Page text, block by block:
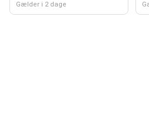
Gælder i 2 dage